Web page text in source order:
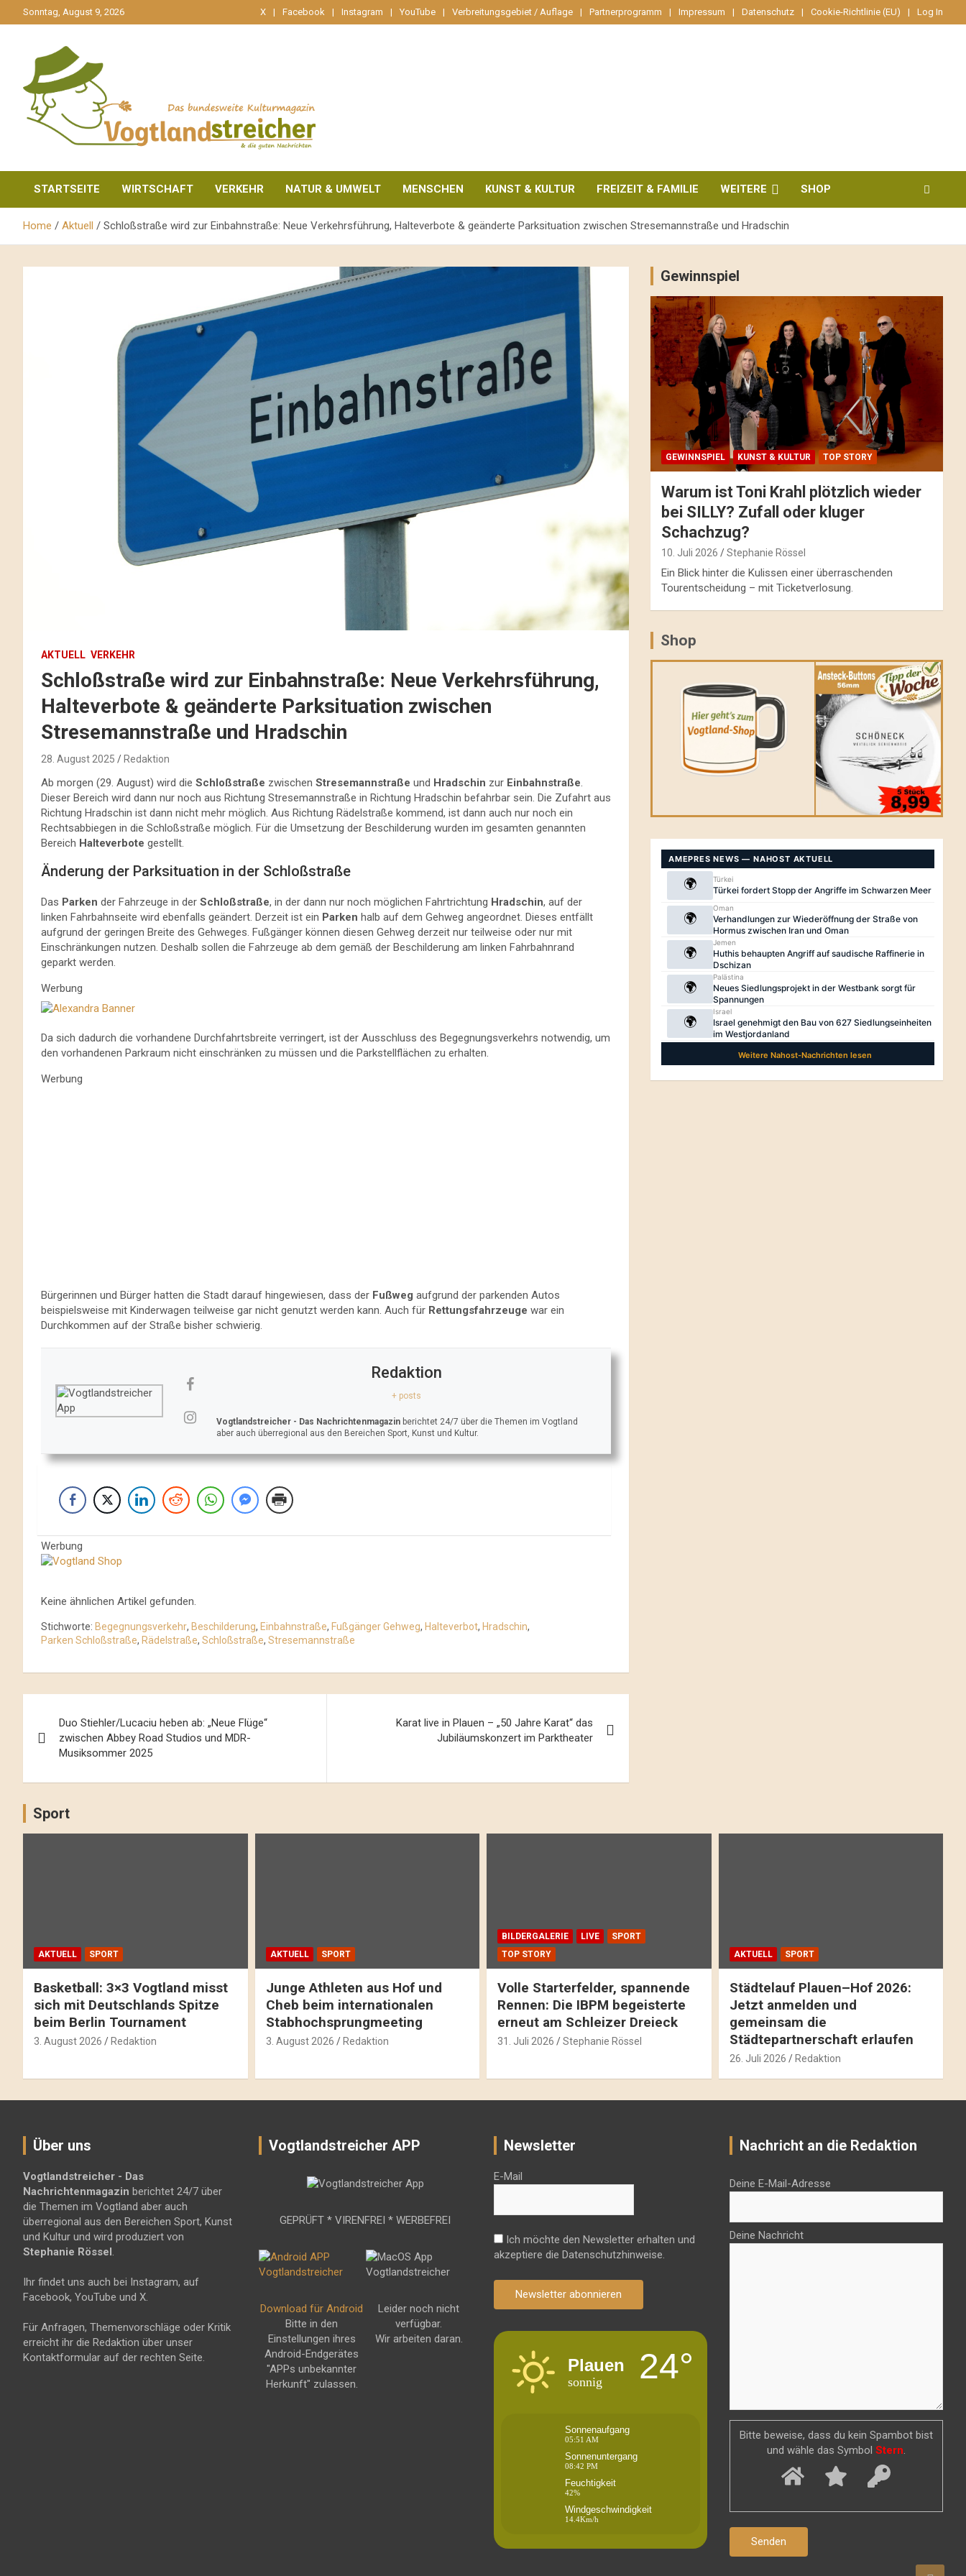
zum
Sonntag, August 9, 2026 X Facebook Instagram YouTube Verbreitungsgebiet / Auflage Partnerprogramm Impressum Datenschutz Cookie-Richtlinie (EU) Log In
Vogtlandstreicher
STARTSEITE WIRTSCHAFT VERKEHR NATUR & UMWELT MENSCHEN KUNST & KULTUR FREIZEIT & FAMILIE WEITERE SHOP
Home Aktuell Schloßstraße wird zur Einbahnstraße: Neue Verkehrsführung, Halteverbote & geänderte Parksituation zwischen Stresemannstraße und Hradschin
AKTUELL VERKEHR
Schloßstraße wird zur Einbahnstraße: Neue Verkehrsführung,
Halteverbote & geänderte Parksituation zwischen
Stresemannstraße und Hradschin
28. August 2025 Redaktion
Ab morgen (29. August) wird die Schloßstraße zwischen Stresemannstraße und Hradschin zur Einbahnstraße
Dieser Bereich wird dann nur noch aus Richtung Stresemannstraße in Richtung Hradschin befahrbar sein. Die Zufahrt aus
Richtung Hradschin ist dann nicht mehr möglich. Aus Richtung Rädelstraße kommend, ist dann auch nur noch ein
Rechtsabbiegen in die Schloßstraße möglich. Für die Umsetzung der Beschilderung wurden im gesamten genannten
Bereich Halteverbote gestellt.
Änderung der Parksituation in der Schloßstraße
Das Parken der Fahrzeuge in der Schloßstraße, in der dann nur noch möglichen Fahrtrichtung Hradschin, auf der
linken Fahrbahnseite wird ebenfalls geändert. Derzeit ist ein Parken halb auf dem Gehweg angeordnet. Dieses entfällt
aufgrund der geringen Breite des Gehweges. Fußgänger können diesen Gehweg derzeit nur teilweise oder nur mit
Einschränkungen nutzen. Deshalb sollen die Fahrzeuge ab dem gemäß der Beschilderung am linken Fahrbahnrand
geparkt werden.
Werbung
Da sich dadurch die vorhandene Durchfahrtsbreite verringert, ist der Ausschluss des Begegnungsverkehrs notwendig, um
den vorhandenen Parkraum nicht einschränken zu müssen und die Parkstellflächen zu erhalten.
Werbung
Bürgerinnen und Bürger hatten die Stadt darauf hingewiesen, dass der Fußweg aufgrund der parkenden Autos
beispielsweise mit Kinderwagen teilweise gar nicht genutzt werden kann. Auch für Rettungsfahrzeuge war ein
Durchkommen auf der Straße bisher schwierig.
Redaktion
+ posts
Vogtlandstreicher - Das Nachrichtenmagazin berichtet 24/7 über die Themen im Vogtland
aber auch überregional aus den Bereichen Sport, Kunst und Kultur.
Werbung
Keine ähnlichen Artikel gefunden.
Stichworte: Begegnungsverkehr, Beschilderung, Einbahnstraße, Fußgänger Gehweg, Halteverbot, Hradschin,
Parken Schloßstraße, Rädelstraße, Schloßstraße, Stresemannstraße
Navigation
Duo Stiehler/Lucaciu heben ab: „Neue Flüge“
zwischen Abbey Road Studios und MDR-
Musiksommer 2025
Karat live in Plauen – „50 Jahre Karat“ das
Jubiläumskonzert im Parktheater
Gewinnspiel
GEWINNSPIEL KUNST & KULTUR TOP STORY
Warum ist Toni Krahl plötzlich wieder
bei SILLY? Zufall oder kluger
Schachzug?
10. Juli 2026 Stephanie Rössel
Ein Blick hinter die Kulissen einer überraschenden
Tourentscheidung – mit Ticketverlosung.
Shop
Sport
AKTUELL SPORT
Basketball: 3×3 Vogtland misst
sich mit Deutschlands Spitze
beim Berlin Tournament
3. August 2026 Redaktion
AKTUELL SPORT
Junge Athleten aus Hof und
Cheb beim internationalen
Stabhochsprungmeeting
3. August 2026 Redaktion
BILDERGALERIE LIVE
SPORT
TOP STORY
Volle Starterfelder, spannende
Rennen: Die IBPM begeisterte
erneut am Schleizer Dreieck
31. Juli 2026 Stephanie Rössel
AKTUELL SPORT
Städtelauf Plauen–Hof 2026:
Jetzt anmelden und
gemeinsam die
Städtepartnerschaft erlaufen
26. Juli 2026 Redaktion
Über uns
Vogtlandstreicher - Das
Nachrichtenmagazin berichtet 24/7 über
die Themen im Vogtland aber auch
überregional aus den Bereichen Sport, Kunst
und Kultur und wird produziert von
Stephanie Rössel
Ihr findet uns auch bei Instagram, auf
Facebook, YouTube und X.
Für Anfragen, Themenvorschläge oder Kritik
erreicht ihr die Redaktion über unser
Kontaktformular auf der rechten Seite.
Vogtlandstreicher APP
GEPRÜFT * VIRENFREI * WERBEFREI
Download für Android
Bitte in den
Einstellungen ihres
Android-Endgerätes
"APPs unbekannter
Herkunft" zulassen.
Leider noch nicht
verfügbar.
Wir arbeiten daran.
Newsletter
E-Mail
Ich möchte den Newsletter erhalten und
akzeptiere die Datenschutzhinweise.
Newsletter abonnieren
Plauen
sonnig 24°
Sonnenaufgang
05:51 AM
Sonnenuntergang
08:42 PM
Feuchtigkeit
42%
Windgeschwindigkeit
14.4Km/h
Nachricht an die Redaktion
Deine E-Mail-Adresse
Deine Nachricht
Bitte beweise, dass du kein Spambot bist
und wähle das Symbol Stern